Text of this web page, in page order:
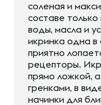
соленая и
составе
воды, масла и
икринка одна в
приятно
рецепторы.
прямо ложкой,
гренками, в
начинки для